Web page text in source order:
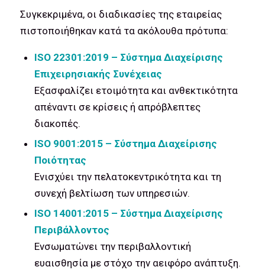
Συγκεκριμένα, οι διαδικασίες της εταιρείας
πιστοποιήθηκαν κατά τα ακόλουθα πρότυπα:
ISO22301:2019 – Σύστημα Διαχείρισης
Επιχειρησιακής Συνέχειας
Εξασφαλίζει ετοιμότητα και ανθεκτικότητα
απέναντι σε κρίσεις ή απρόβλεπτες
διακοπές.
ISO9001:2015 – Σύστημα Διαχείρισης
Ποιότητας
Ενισχύει την πελατοκεντρικότητα και τη
συνεχή βελτίωση των υπηρεσιών.
ISO14001:2015 – Σύστημα Διαχείρισης
Περιβάλλοντος
Ενσωματώνει την περιβαλλοντική
ευαισθησία με στόχο την αειφόρο ανάπτυξη.